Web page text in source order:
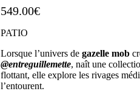
549.00€
PATIO
Lorsque l’univers de gazelle mob
@entreguillemette, naît une
flottant, elle explore les rivages
l’entourent.